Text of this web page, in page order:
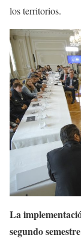
los territorios.
La
segundo